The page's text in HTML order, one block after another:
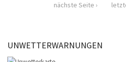
nächste Seite ›
UNWETTERWARNUNGEN